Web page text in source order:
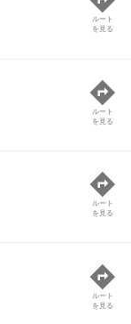
ルート
を見る
ルート
を見る
ルート
を見る
ルート
を見る